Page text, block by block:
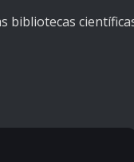
bibliotecas